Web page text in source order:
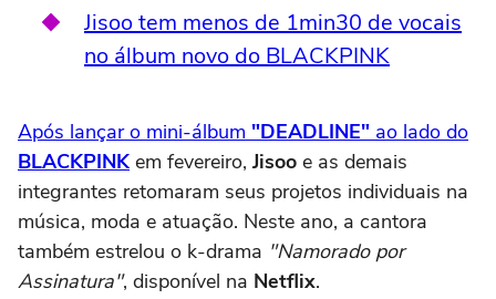
Jisoo tem menos de 1min30 de vocais
no álbum novo do BLACKPINK
Após lançar o mini-álbum "DEADLINE" ao lado do
BLACKPINK em fevereiro, Jisoo e as demais
integrantes retomaram seus projetos individuais na
música, moda e atuação. Neste ano, a cantora
também estrelou o k-drama "Namorado por
Assinatura", disponível na Netflix.